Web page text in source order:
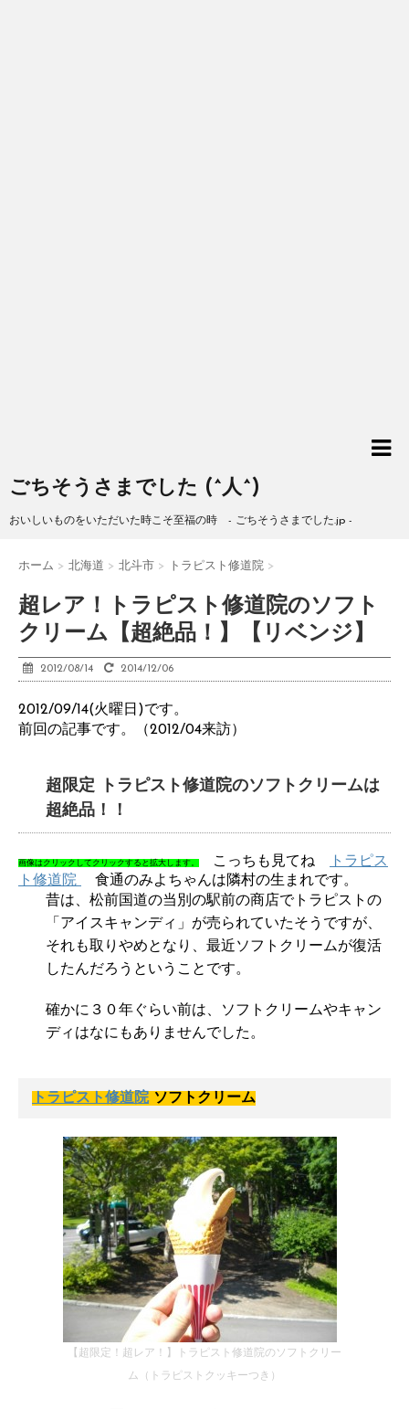
ごちそうさまでした (^人^)
おいしいものをいただいた時こそ至福の時 - ごちそうさまでした.jp -
ホーム > 北海道 > 北斗市 > トラピスト修道院 >
超レア！トラピスト修道院のソフト
クリーム【超絶品！】【リベンジ】
2012/08/14 2014/12/06
2012/09/14(火曜日)です。
前回の記事です。（2012/04来訪）
超限定 トラピスト修道院のソフトクリームは
超絶品！！
画像はクリックしてクリックすると拡大します。 こっちも見てね
トラピス
ト修道院
食通のみよちゃんは隣村の生まれです。
昔は、松前国道の当別の駅前の商店でトラピストの
「アイスキャンディ」が売られていたそうですが、
それも取りやめとなり、最近ソフトクリームが復活
したんだろうということです。
確かに３０年ぐらい前は、ソフトクリームやキャン
ディはなにもありませんでした。
トラピスト修道院ソフトクリーム
【超限定！超レア！】トラピスト修道院のソフトクリー
ム（トラピストクッキーつき）